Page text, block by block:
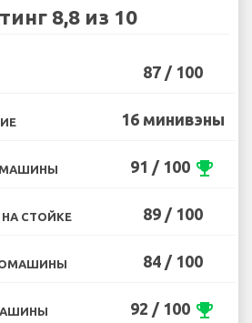
8,8 из 10
87 / 100
16 минивэны
91 / 100 emoji_events
СТОЙКЕ 89 / 100
84 / 100
92 / 100 emoji_events